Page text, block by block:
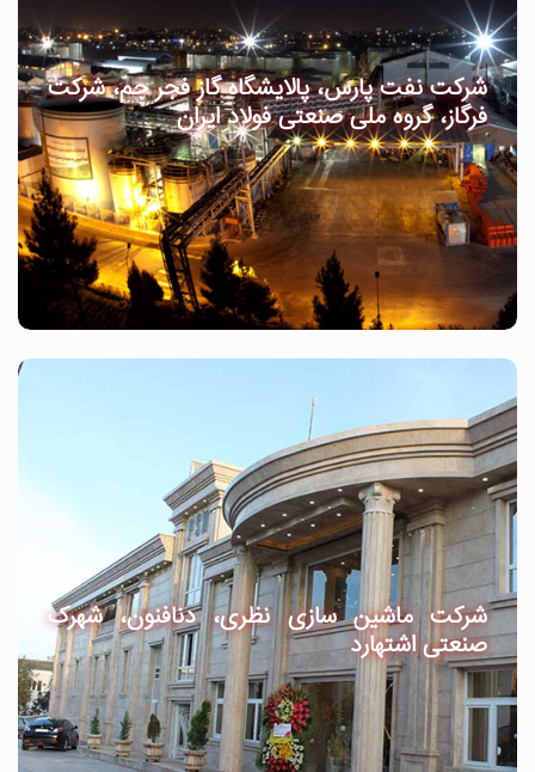
شرکت نفت پارس، پالایشگاه گاز فجر جم، شرکت
فرگاز، گروه ملی صنعتی فولاد ایران
شرکت ماشین سازی نظری، دنافنون، شهرک
صنعتی اشتهارد